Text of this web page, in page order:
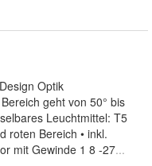
Optik
geht von 50° bis
Leuchtmittel: T5
roten Bereich • inkl.
mit Gewinde 1 8 -27...